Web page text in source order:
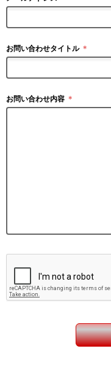
お問い合わせタイトル ＊
お問い合わせ内容 ＊